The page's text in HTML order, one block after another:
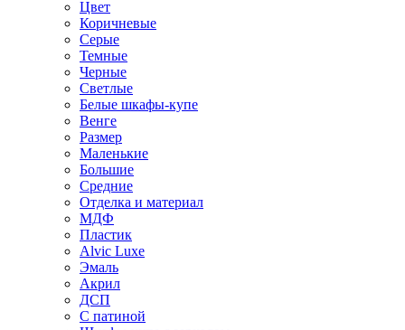
Цвет
Коричневые
Серые
Темные
Черные
Светлые
Белые шкафы-купе
Венге
Размер
Маленькие
Большие
Средние
Отделка и материал
МДФ
Пластик
Alvic Luxe
Эмаль
Акрил
ДСП
С патиной